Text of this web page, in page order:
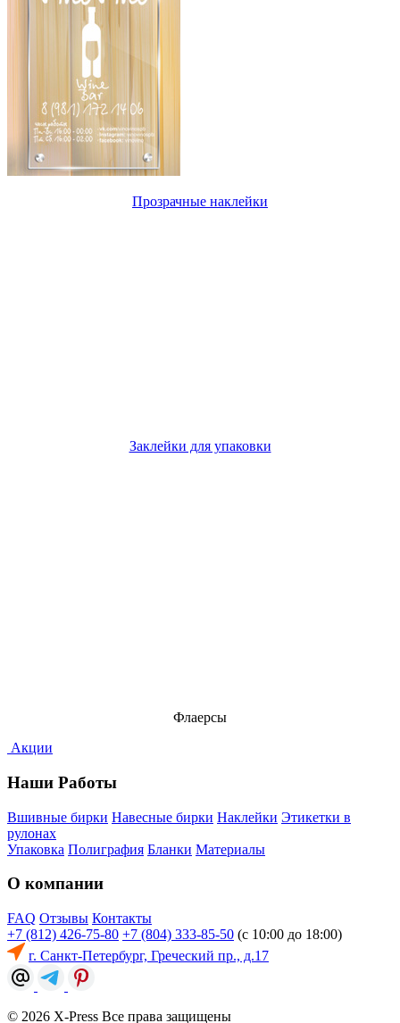
Прозрачные наклейки
Заклейки для упаковки
Флаерсы
Акции
Наши Работы
Вшивные бирки Навесные бирки Наклейки Этикетки в
рулонах
Упаковка Полиграфия Бланки Материалы
О компании
FAQ Отзывы Контакты
+7 (812) 426-75-80 +7 (804) 333-85-50 (с 10:00 до 18:00)
г. Санкт-Петербург, Греческий пр., д.17
© 2026 X-Press Все права защищены